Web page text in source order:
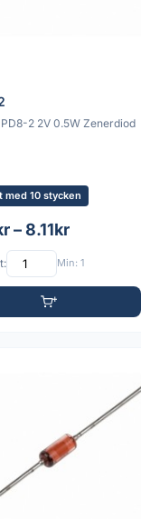
2 2V 0.5W Zenerdiod
med 10 stycken
– 8.11kr
Min: 1